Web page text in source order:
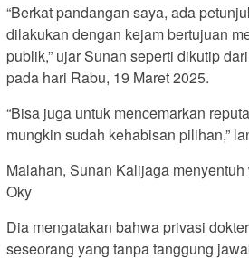
“Berkat pandangan saya, ada
dilakukan dengan kejam bertujuan
publik,” ujar Sunan seperti dikutip
pada hari Rabu, 19 Maret 2025.
“Bisa juga untuk mencemarkan
mungkin sudah kehabisan pilihan,”
Malahan, Sunan Kalijaga
Oky
Dia mengatakan bahwa privasi
seseorang yang tanpa tanggung